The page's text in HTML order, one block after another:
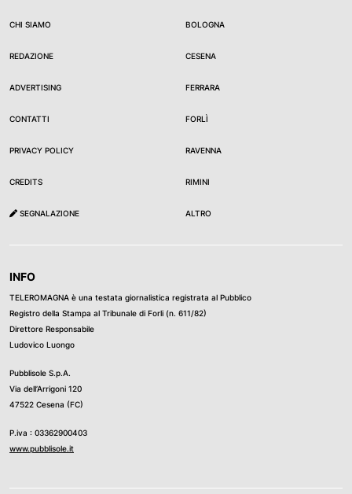
CHI SIAMO
REDAZIONE
ADVERTISING
CONTATTI
PRIVACY POLICY
CREDITS
SEGNALAZIONE
BOLOGNA
CESENA
FERRARA
FORLÌ
RAVENNA
RIMINI
ALTRO
INFO
TELEROMAGNA è una testata giornalistica registrata al Pubblico
Registro della Stampa al Tribunale di Forli (n. 611/82)
Direttore Responsabile
Ludovico Luongo
Pubblisole S.p.A.
Via dell’Arrigoni 120
47522 Cesena (FC)
P.iva : 03362900403
www.pubblisole.it